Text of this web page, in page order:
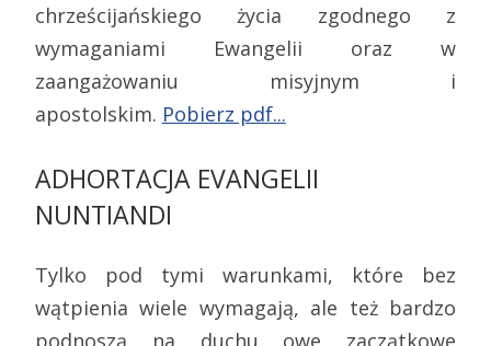
chrześcijańskiego życia zgodnego z
wymaganiami Ewangelii oraz w
zaangażowaniu misyjnym i
apostolskim. Pobierz pdf...
ADHORTACJA EVANGELII
NUNTIANDI
Tylko pod tymi warunkami, które bez
wątpienia wiele wymagają, ale też bardzo
podnoszą na duchu owe zaczątkowe